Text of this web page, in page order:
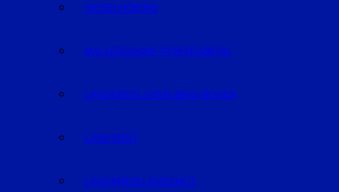
GEISELHÖRING
MALLERSDORF-PFAFFENBERG
LANDKREIS STRAUBING-BOGEN
LANDSHUT
LANDKREIS LANDSHUT